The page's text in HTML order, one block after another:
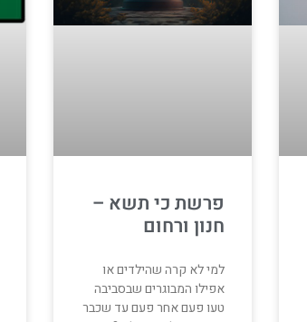
פרשת כי תשא –
חנון ורחום
למי לא קרה שהילדים או
אפילו המבוגרים שבסביבה
טעו פעם אחר פעם עד שכבר